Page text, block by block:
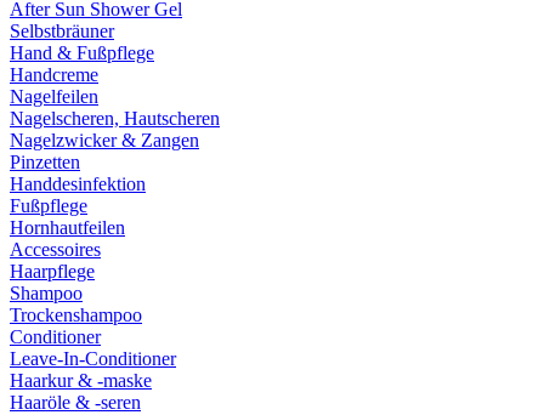
After Sun Shower Gel
Selbstbräuner
Hand & Fußpflege
Handcreme
Nagelfeilen
Nagelscheren, Hautscheren
Nagelzwicker & Zangen
Pinzetten
Handdesinfektion
Fußpflege
Hornhautfeilen
Accessoires
Haarpflege
Shampoo
Trockenshampoo
Conditioner
Leave-In-Conditioner
Haarkur & -maske
Haaröle & -seren